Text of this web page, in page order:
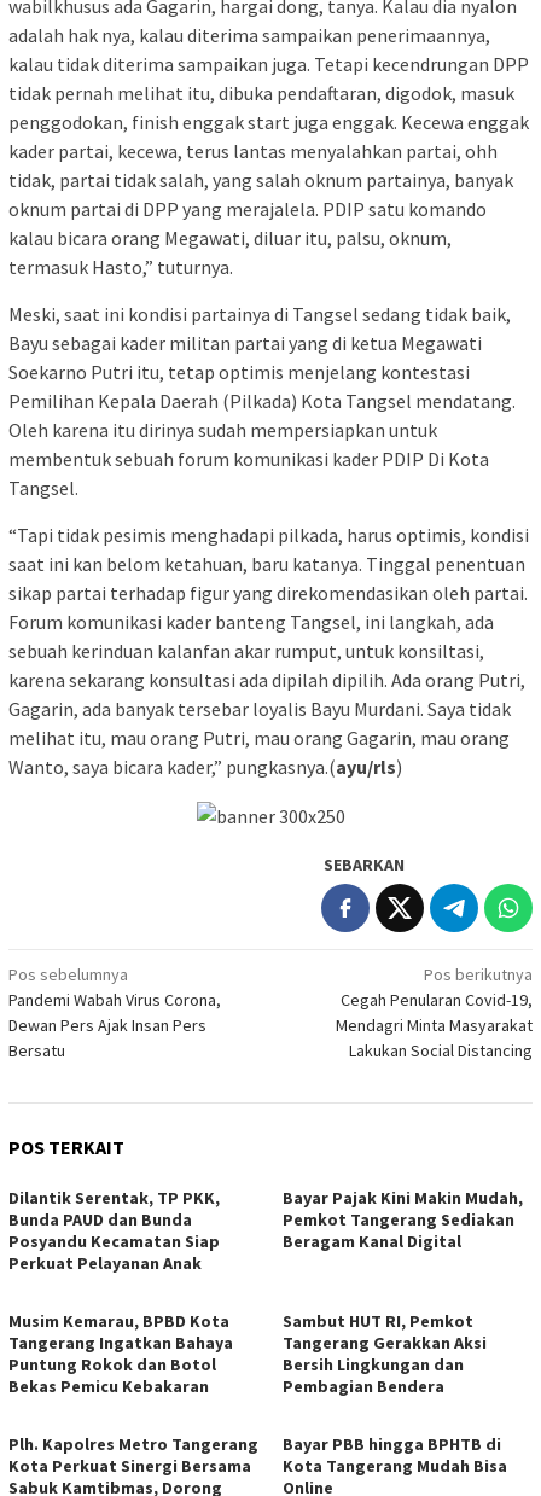
wabilkhusus ada Gagarin, hargai dong, tanya. Kalau dia nyalon
adalah hak nya, kalau diterima sampaikan penerimaannya,
kalau tidak diterima sampaikan juga. Tetapi kecendrungan DPP
tidak pernah melihat itu, dibuka pendaftaran, digodok, masuk
penggodokan, finish enggak start juga enggak. Kecewa enggak
kader partai, kecewa, terus lantas menyalahkan partai, ohh
tidak, partai tidak salah, yang salah oknum partainya, banyak
oknum partai di DPP yang merajalela. PDIP satu komando
kalau bicara orang Megawati, diluar itu, palsu, oknum,
termasuk Hasto,” tuturnya.
Meski, saat ini kondisi partainya di Tangsel sedang tidak baik,
Bayu sebagai kader militan partai yang di ketua Megawati
Soekarno Putri itu, tetap optimis menjelang kontestasi
Pemilihan Kepala Daerah (Pilkada) Kota Tangsel mendatang.
Oleh karena itu dirinya sudah mempersiapkan untuk
membentuk sebuah forum komunikasi kader PDIP Di Kota
Tangsel.
“Tapi tidak pesimis menghadapi pilkada, harus optimis, kondisi
saat ini kan belom ketahuan, baru katanya. Tinggal penentuan
sikap partai terhadap figur yang direkomendasikan oleh partai.
Forum komunikasi kader banteng Tangsel, ini langkah, ada
sebuah kerinduan kalanfan akar rumput, untuk konsiltasi,
karena sekarang konsultasi ada dipilah dipilih. Ada orang Putri,
Gagarin, ada banyak tersebar loyalis Bayu Murdani. Saya tidak
melihat itu, mau orang Putri, mau orang Gagarin, mau orang
Wanto, saya bicara kader,” pungkasnya.(ayu/rls)
SEBARKAN
Navigasi
pos
Pos sebelumnya
Pandemi Wabah Virus Corona,
Dewan Pers Ajak Insan Pers
Bersatu
Pos berikutnya
Cegah Penularan Covid-19,
Mendagri Minta Masyarakat
Lakukan Social Distancing
POS TERKAIT
Dilantik Serentak, TP PKK,
Bunda PAUD dan Bunda
Posyandu Kecamatan Siap
Perkuat Pelayanan Anak
Bayar Pajak Kini Makin Mudah,
Pemkot Tangerang Sediakan
Beragam Kanal Digital
Musim Kemarau, BPBD Kota
Tangerang Ingatkan Bahaya
Puntung Rokok dan Botol
Bekas Pemicu Kebakaran
Sambut HUT RI, Pemkot
Tangerang Gerakkan Aksi
Bersih Lingkungan dan
Pembagian Bendera
Plh. Kapolres Metro Tangerang
Kota Perkuat Sinergi Bersama
Sabuk Kamtibmas, Dorong
Bayar PBB hingga BPHTB di
Kota Tangerang Mudah Bisa
Online